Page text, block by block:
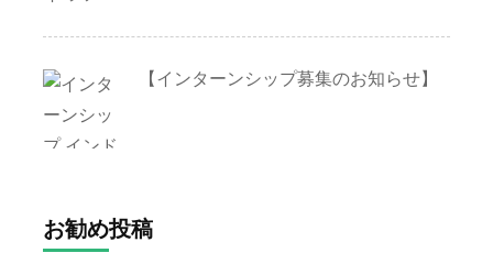
【インターンシップ募集のお知らせ】
お勧め投稿